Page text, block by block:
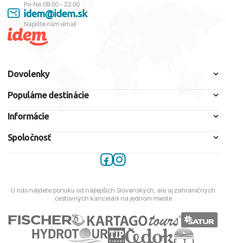
Po-Ne 08:00 - 22:00
idem@idem.sk
Napíšte nám email
Dovolenky
Populárne destinácie
Informácie
Spoločnosť
U nás nájdete ponuku od najlepších Slovenských, ale aj zahraničných
cestovných kancelárií na jednom mieste